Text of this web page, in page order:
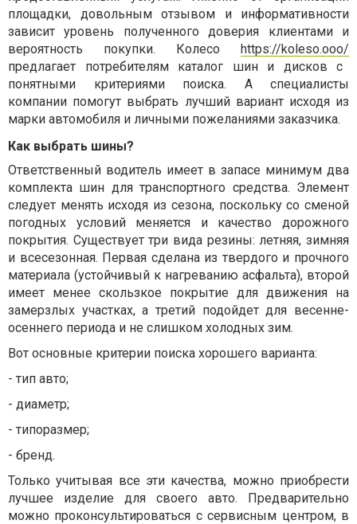
площадки, довольным отзывом и информативности
зависит уровень полученного доверия клиентами и
вероятность покупки. Колесо https://koleso.ooo/
предлагает потребителям каталог шин и дисков с
понятными критериями поиска. А специалисты
компании помогут выбрать лучший вариант исходя из
марки автомобиля и личными пожеланиями заказчика.
Как выбрать шины?
Ответственный водитель имеет в запасе минимум два
комплекта шин для транспортного средства. Элемент
следует менять исходя из сезона, поскольку со сменой
погодных условий меняется и качество дорожного
покрытия. Существует три вида резины: летняя, зимняя
и всесезонная. Первая сделана из твердого и прочного
материала (устойчивый к нагреванию асфальта), второй
имеет менее скользкое покрытие для движения на
замерзлых участках, а третий подойдет для весенне-
осеннего периода и не слишком холодных зим.
Вот основные критерии поиска хорошего варианта:
- тип авто;
- диаметр;
- типоразмер;
- бренд.
Только учитывая все эти качества, можно приобрести
лучшее изделие для своего авто. Предварительно
можно проконсультироваться с сервисным центром, в